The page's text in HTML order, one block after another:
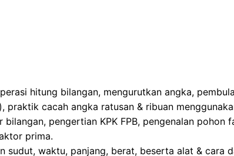
hitung bilangan, mengurutkan angka,
praktik cacah angka ratusan & ribuan
bilangan, pengertian KPK FPB, pengenalan pohon
prima.
sudut, waktu, panjang, berat, beserta alat & cara